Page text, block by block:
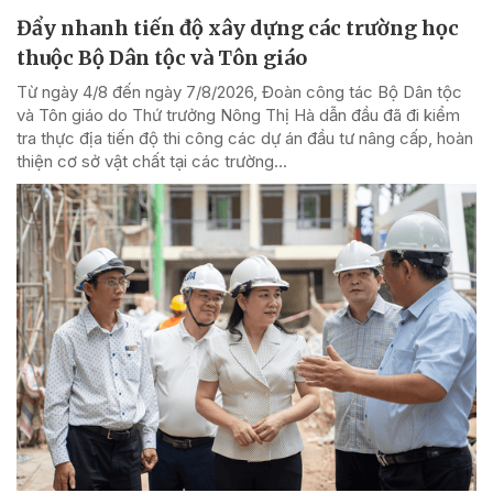
Đẩy nhanh tiến độ xây dựng các trường học
thuộc Bộ Dân tộc và Tôn giáo
Từ ngày 4/8 đến ngày 7/8/2026, Đoàn công tác Bộ Dân tộc
và Tôn giáo do Thứ trưởng Nông Thị Hà dẫn đầu đã đi kiểm
tra thực địa tiến độ thi công các dự án đầu tư nâng cấp, hoàn
thiện cơ sở vật chất tại các trường...